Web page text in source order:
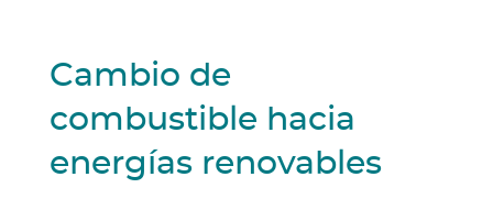
Cambio de
combustible hacia
energías renovables